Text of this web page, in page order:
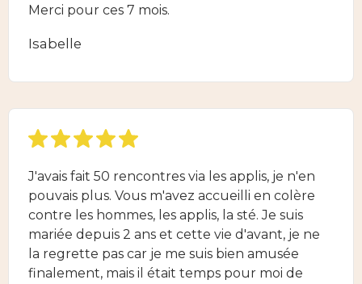
Merci pour ces 7 mois.
Isabelle
J'avais fait 50 rencontres via les applis, je n'en
pouvais plus. Vous m'avez accueilli en colère
contre les hommes, les applis, la sté. Je suis
mariée depuis 2 ans et cette vie d'avant, je ne
la regrette pas car je me suis bien amusée
finalement, mais il était temps pour moi de